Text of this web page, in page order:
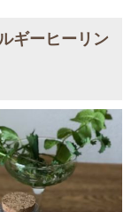
ギーヒーリン